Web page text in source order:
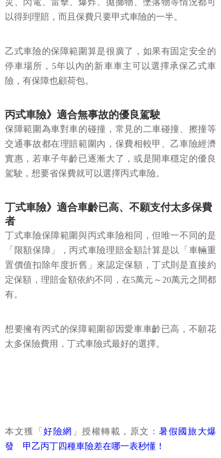
災、閃電、雷擊、爆炸、拋擲物、墜落物等情況都可
以得到理賠，而且保費只要甲式車險的一半。
乙式車險的保障範圍算是很廣了，如果有固定安全的
停車場所，5年以內的新車車主可以選擇承保乙式車
險，有保障也顧荷包。
丙式車險》適合無事故的優良駕駛
保障範圍為車對車的碰撞，常見的二車碰撞、擦撞等
交通事故都在理賠範圍內，保費相較甲、乙車險經濟
實惠，若車子年齡已逐漸大了，或是開車穩定的優良
駕駛，想要省保費就可以選擇丙式車險。
丁式車險》適合車齡已高、不願支付太多保費
者
丁式車險保障範圍與丙式車險相同，但唯一不同的是
「限額保障」，丙式車險理賠金額計算是以「車輛重
置價值扣除年度折舊」來認定保額，丁式則是直接約
定保額，理賠金額依約不同，在5萬元～20萬元之間都
有。
想要擁有丙式的保障範圍卻因愛車車齡已高，不願花
太多保險費用，丁式車險式最好的選擇。
本文獲「好險網 」授權轉載，原文：暑假國旅大爆
發 甲乙丙丁四種車險差在哪一表秒懂！